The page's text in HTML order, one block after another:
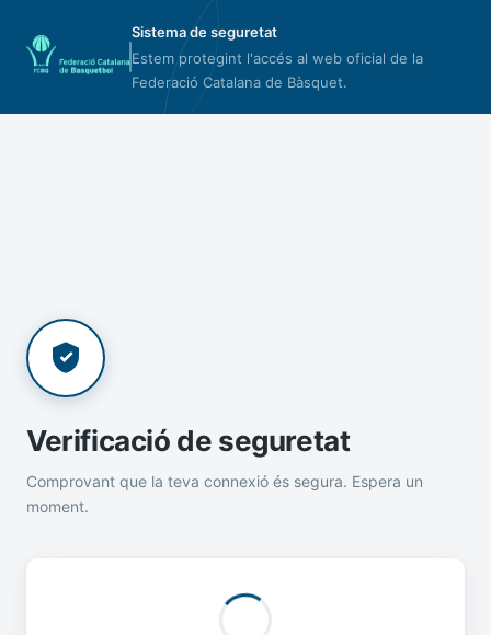
Sistema de seguretat
Estem protegint l'accés al web oficial de la
Federació Catalana de Bàsquet.
Verificació de seguretat
Comprovant que la teva connexió és segura. Espera un
moment.